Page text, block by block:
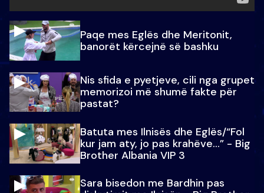
Paqe mes Eglës dhe Meritonit,
banorët kërcejnë së bashku
Nis sfida e pyetjeve, cili nga grupet
memorizoi më shumë fakte për
pastat?
Batuta mes Ilnisës dhe Eglës/“Fol
kur jam aty, jo pas krahëve…” - Big
Brother Albania VIP 3
Sara bisedon me Bardhin pas